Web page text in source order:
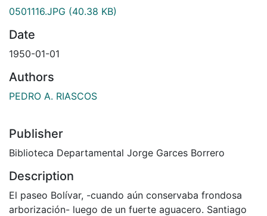
0501116.JPG (40.38 KB)
Date
1950-01-01
Authors
PEDRO A. RIASCOS
Publisher
Biblioteca Departamental Jorge Garces Borrero
Description
El paseo Bolívar, -cuando aún conservaba frondosa
arborización- luego de un fuerte aguacero. Santiago